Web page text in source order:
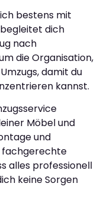
bestens mit
dich
nach
die Organisation,
damit du
kannst.
Möbel und
und
fachgerechte
alles professionell
keine Sorgen